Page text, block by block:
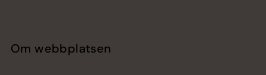
Om webbplatsen